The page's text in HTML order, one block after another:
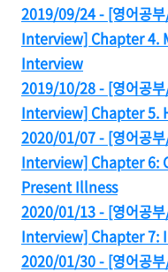
2019/09/24 - [영어공
Interview] Chapter 4.
Interview
2019/10/28 - [영어공
Interview] Chapter 5.
2020/01/07 - [영어공
Interview] Chapter 6:
Present Illness
2020/01/13 - [영어공
Interview] Chapter 7:
2020/01/30 - [영어공